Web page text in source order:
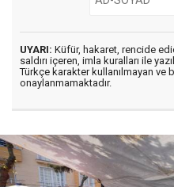
UYARI: Küfür, hakaret, rencide
saldırı içeren, imla kuralları ile
Türkçe karakter kullanılmayan ve
onaylanmamaktadır.